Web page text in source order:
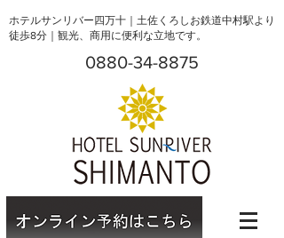
ホテルサンリバー四万十｜土佐くろしお鉄道中村駅より
徒歩8分｜観光、商用に便利な立地です。
0880-34-8875